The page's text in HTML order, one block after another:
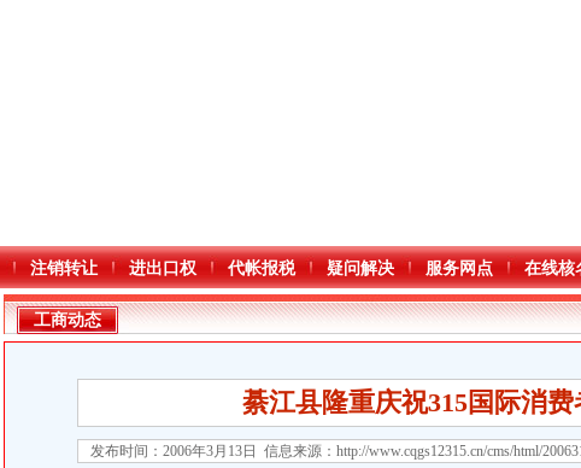
注销转让 进出口权 代帐报税 疑问解决 服务网点 在线核
工商动态
綦江县隆重庆祝315国际消
发布时间：2006年3月13日 信息来源： http://www.cqgs12315.cn/cms/html/